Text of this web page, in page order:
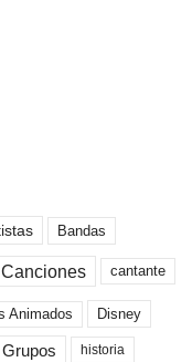
Bandas
Canciones cantante
Animados Disney
Grupos historia